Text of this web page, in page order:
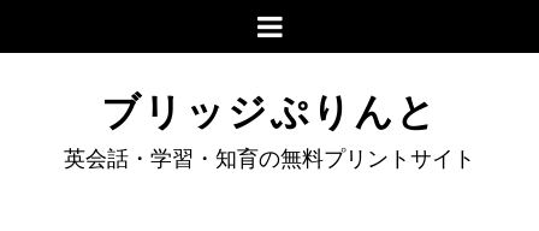
ブリッジぷりんと
英会話・学習・知育の無料プリントサイト